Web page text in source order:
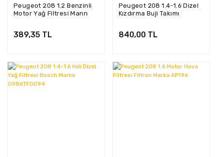
Peugeot 208 1.2 Benzinli
Motor Yağ Filtresi Mann
389,35 TL
Peugeot 208 1.4-1.6 Dizel
Kızdırma Buji Takımı
840,00 TL